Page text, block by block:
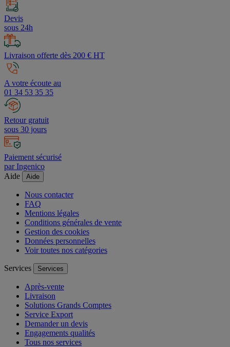
Devis
sous 24h
Livraison offerte dès 200 € HT
A votre écoute au
01 34 53 35 35
Retour gratuit
sous 30 jours
Paiement sécurisé
par Ingenico
Aide
Aide
Nous contacter
FAQ
Mentions légales
Conditions générales de vente
Gestion des cookies
Données personnelles
Voir toutes nos catégories
Services Services
Après-vente
Livraison
Solutions Grands Comptes
Service Export
Demander un devis
Engagements qualités
Tous nos services